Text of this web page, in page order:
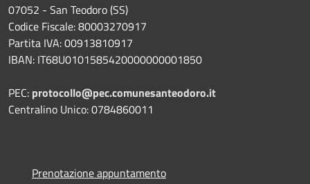
07052 - San Teodoro (SS)
Codice Fiscale: 80003270917
Partita IVA: 00913810917
IBAN: IT68U0101585420000000001850
PEC: protocollo@pec.comunesanteodoro.it
Centralino Unico: 0784860011
Prenotazione appuntamento